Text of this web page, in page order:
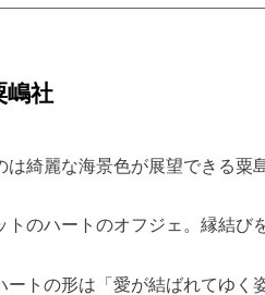
嶋社
綺麗な海景色が展望できる粟
のハートのオフジェ。縁結び
ートの形は「愛が結ばれてゆく